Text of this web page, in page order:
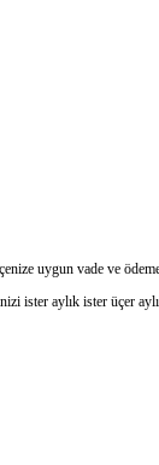
uygun vade ve
ister aylık ister üçer